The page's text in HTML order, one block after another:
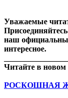
Уважаемые
наш
интересное.
Читайте в новом
РОСКОШНАЯ